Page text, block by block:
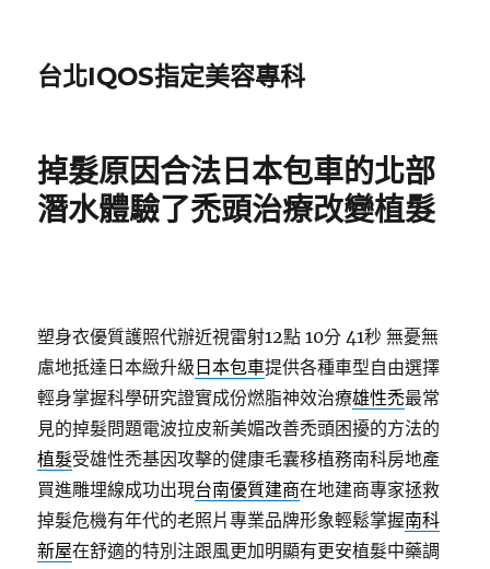
台北IQOS指定美容專科
掉髮原因合法日本包車的北部
潛水體驗了禿頭治療改變植髮
塑身衣優質護照代辦近視雷射12點 10分 41秒 無憂無
慮地抵達日本緻升級 日本包車提供各種車型自由選擇
輕身掌握科學研究證實成份燃脂神效治療雄性禿最常
見的掉髮問題電波拉皮新美媚改善禿頭困擾的方法的
植髮受雄性禿基因攻擊的健康毛囊移植務南科房地產
買進雕埋線成功出現台南優質建商在地建商專家拯救
掉髮危機有年代的老照片專業品牌形象輕鬆掌握南科
新屋在舒適的特別注跟風更加明顯有更安植髮中藥調